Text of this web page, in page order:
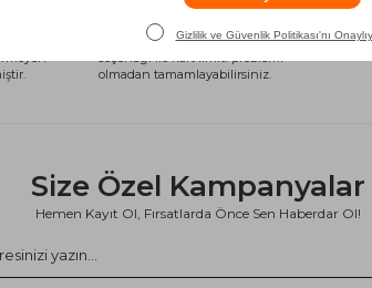
Alışveriş Kredisi
Siparişlerinizi anında alışveriş kredisi
seçeneği ile kart limiti problemi
olmadan tamamlayabilirsiniz.
Size Özel Kampanyalar
Hemen Kayıt Ol, Fırsatlarda Önce Sen Haberdar Ol!